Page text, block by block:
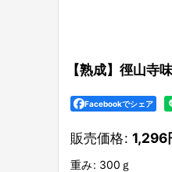
【熟成】徑山寺
Facebookでシェア
販売価格: 1,296
重み: 300ｇ